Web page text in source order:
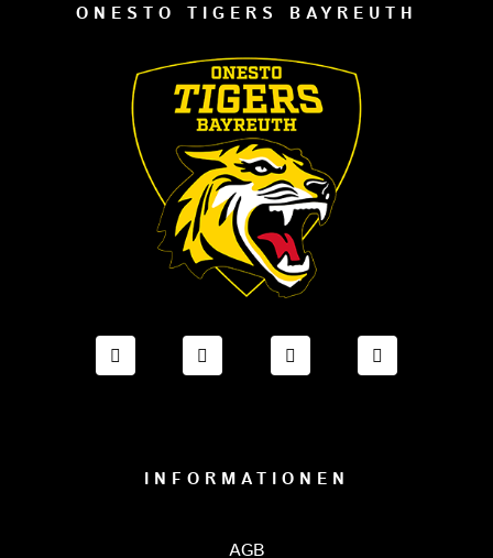
ONESTO TIGERS BAYREUTH
FACEBOOK ONESTO TIGERS BAYREUTH
INSTAGRAM ONESTO TIGERS
TIKTOK ONESTO
INFORMATIONEN
AGB